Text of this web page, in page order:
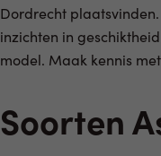
Dordrecht
inzichten in
model. Maak kennis
Soorten